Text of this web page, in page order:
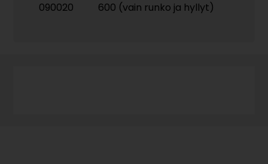
090020
600 (vain runko ja hyllyt)